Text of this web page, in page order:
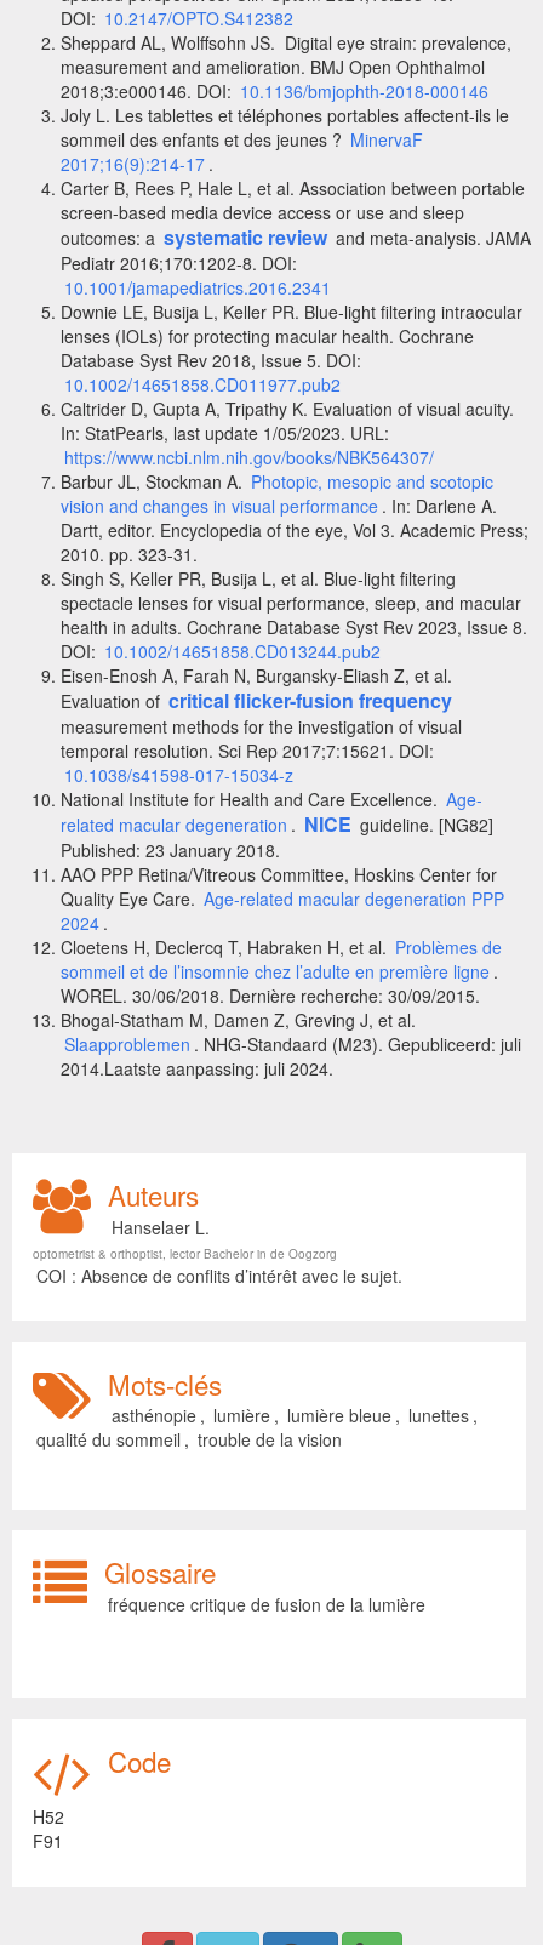
DOI: 10.2147/OPTO.S412382
Sheppard AL, Wolffsohn JS. Digital eye strain: prevalence,
measurement and amelioration. BMJ Open Ophthalmol
2018;3:e000146. DOI: 10.1136/bmjophth-2018-000146
Joly L. Les tablettes et téléphones portables affectent-ils le
sommeil des enfants et des jeunes ? MinervaF
2017;16(9):214-17 .
Carter B, Rees P, Hale L, et al. Association between portable
screen-based media device access or use and sleep
outcomes: a systematic review and meta-analysis. JAMA
Pediatr 2016;170:1202-8. DOI:
10.1001/jamapediatrics.2016.2341
Downie LE, Busija L, Keller PR. Blue-light filtering intraocular
lenses (IOLs) for protecting macular health. Cochrane
Database Syst Rev 2018, Issue 5. DOI:
10.1002/14651858.CD011977.pub2
Caltrider D, Gupta A, Tripathy K. Evaluation of visual acuity.
In: StatPearls, last update 1/05/2023. URL:
https://www.ncbi.nlm.nih.gov/books/NBK564307/
Barbur JL, Stockman A. Photopic, mesopic and scotopic
vision and changes in visual performance . In: Darlene A.
Dartt, editor. Encyclopedia of the eye, Vol 3. Academic Press;
2010. pp. 323-31.
Singh S, Keller PR, Busija L, et al. Blue-light filtering
spectacle lenses for visual performance, sleep, and macular
health in adults. Cochrane Database Syst Rev 2023, Issue 8.
DOI: 10.1002/14651858.CD013244.pub2
Eisen-Enosh A, Farah N, Burgansky-Eliash Z, et al.
Evaluation of critical flicker-fusion frequency
measurement methods for the investigation of visual
temporal resolution. Sci Rep 2017;7:15621. DOI:
10.1038/s41598-017-15034-z
National Institute for Health and Care Excellence. Age-
related macular degeneration . NICE guideline. [NG82]
Published: 23 January 2018.
AAO PPP Retina/Vitreous Committee, Hoskins Center for
Quality Eye Care. Age-related macular degeneration PPP
2024 .
Cloetens H, Declercq T, Habraken H, et al. Problèmes de
sommeil et de l’insomnie chez l’adulte en première ligne .
WOREL. 30/06/2018. Dernière recherche: 30/09/2015.
Bhogal-Statham M, Damen Z, Greving J, et al.
Slaapproblemen . NHG-Standaard (M23). Gepubliceerd: juli
2014.Laatste aanpassing: juli 2024.
Auteurs
Hanselaer L.
optometrist & orthoptist, lector Bachelor in de Oogzorg
COI : Absence de conflits d’intérêt avec le sujet.
Mots-clés
asthénopie , lumière , lumière bleue , lunettes ,
qualité du sommeil , trouble de la vision
Glossaire
fréquence critique de fusion de la lumière
Code
H52
F91